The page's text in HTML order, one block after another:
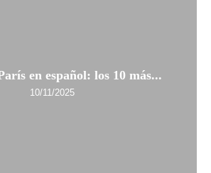
en español: los 10 más...
10/11/2025